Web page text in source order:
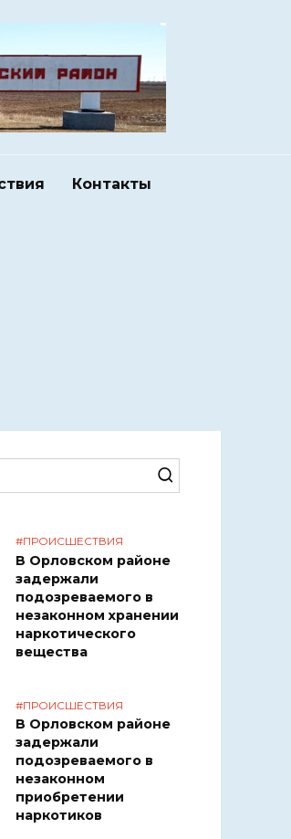
Контакты
#ПРОИСШЕСТВИЯ
В Орловском районе
задержали
подозреваемого в
незаконном хранении
наркотического
вещества
#ПРОИСШЕСТВИЯ
В Орловском районе
задержали
подозреваемого в
незаконном
приобретении
наркотиков